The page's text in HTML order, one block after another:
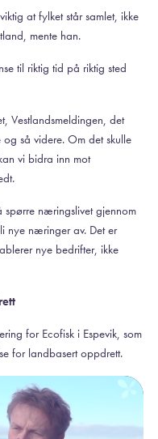
at fylket står samlet, ikke
mente han.
til riktig tid på riktig sted
Vestlandsmeldingen, det
så videre. Om det skulle
vi bidra inn mot
spørre næringslivet gjennom
nye næringer av. Det er
nye bedrifter, ikke
for Ecofisk i Espevik, som
for landbasert oppdrett.